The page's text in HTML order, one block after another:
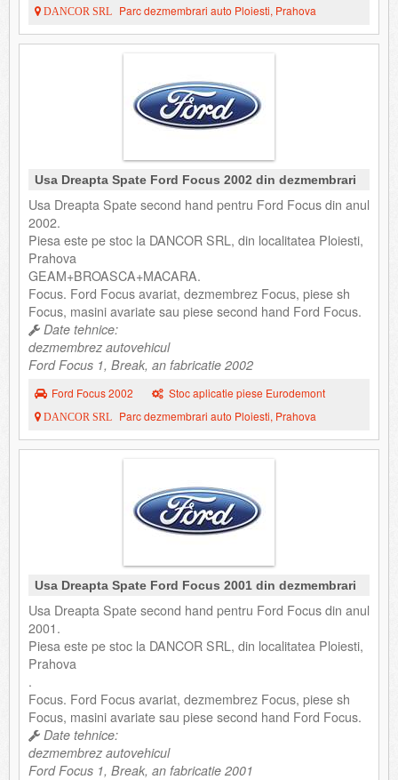
DANCOR SRL Parc dezmembrari auto Ploiesti, Prahova
Usa Dreapta Spate Ford Focus 2002 din dezmembrari
Usa Dreapta Spate second hand pentru Ford Focus din anul
2002.
Piesa este pe stoc la DANCOR SRL, din localitatea Ploiesti,
Prahova
GEAM+BROASCA+MACARA.
Focus. Ford Focus avariat, dezmembrez Focus, piese sh
Focus, masini avariate sau piese second hand Ford Focus.
Date tehnice:
dezmembrez autovehicul
Ford Focus 1, Break, an fabricatie 2002
Ford Focus 2002 Stoc aplicatie piese Eurodemont
DANCOR SRL Parc dezmembrari auto Ploiesti, Prahova
Usa Dreapta Spate Ford Focus 2001 din dezmembrari
Usa Dreapta Spate second hand pentru Ford Focus din anul
2001.
Piesa este pe stoc la DANCOR SRL, din localitatea Ploiesti,
Prahova
.
Focus. Ford Focus avariat, dezmembrez Focus, piese sh
Focus, masini avariate sau piese second hand Ford Focus.
Date tehnice:
dezmembrez autovehicul
Ford Focus 1, Break, an fabricatie 2001